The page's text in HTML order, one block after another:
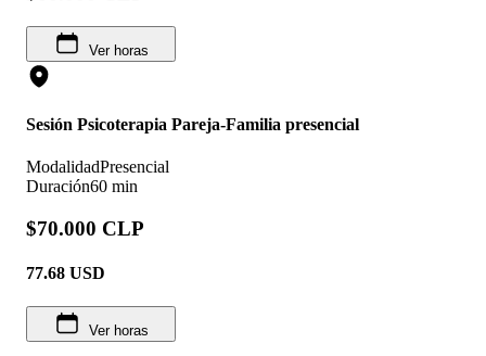
Ver horas
Sesión Psicoterapia Pareja-Familia presencial
ModalidadPresencial
Duración60 min
$70.000 CLP
77.68 USD
Ver horas